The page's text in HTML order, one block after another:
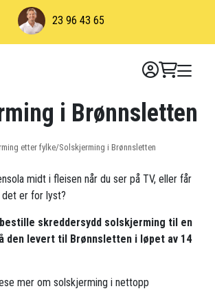
23 96 43 65
i Brønnsletten
etter fylke/Solskjerming i Brønnsletten
midt i fleisen når du ser på TV, eller får
er for lyst?
skreddersydd solskjerming til en
den levert til Brønnsletten i løpet av 14
mer om solskjerming i nettopp